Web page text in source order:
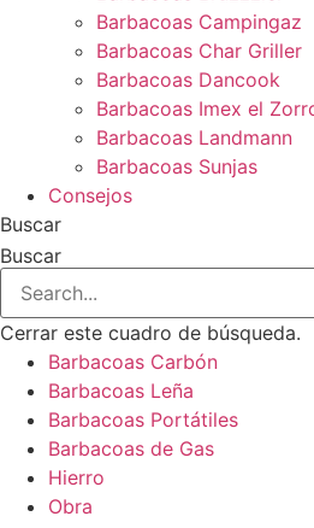
Barbacoas Campingaz
Barbacoas Char Griller
Barbacoas Dancook
Barbacoas Imex el
Barbacoas Landmann
Barbacoas Sunjas
Consejos
Buscar
Buscar
Cerrar este cuadro de búsqueda.
Barbacoas Carbón
Barbacoas Leña
Barbacoas Portátiles
Barbacoas de Gas
Hierro
Obra